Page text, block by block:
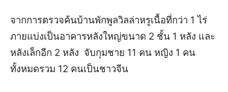
จากการตรวจค้นบ้านพักพูลวิลล่าหรูเนื้อที่กว่า 1 ไร่
ภายแบ่งเป็นอาคารหลังใหญ่ขนาด 2 ชั้น 1 หลัง และ
หลังเล็กอีก 2 หลัง จับกุมชาย 11 คน หญิง 1 คน
ทั้งหมดรวม 12 คนเป็นชาวจีน